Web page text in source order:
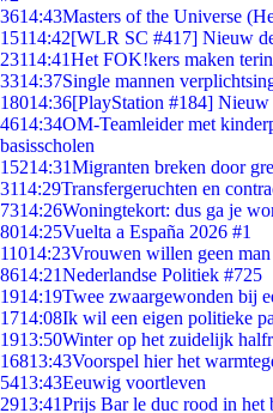
3614:43Masters of the Universe
15114:42[WLR SC #417] Nieuw
23114:41Het FOK!kers maken
3314:37Single mannen
18014:36[PlayStation #184] Nieuw
4614:34OM-Teamleider met
basisscholen
15214:31Migranten breken door
3114:29Transfergeruchten en
7314:26Woningtekort: dus ga je
8014:25Vuelta a España 2026 #1
11014:23Vrouwen willen geen
8614:21Nederlandse Politiek #725
1914:19Twee zwaargewonden bij
1714:08Ik wil een eigen politieke
1913:50Winter op het zuidelijk
16813:43Voorspel hier het
5413:43Eeuwig voortleven
2913:41Prijs Bar le duc rood in het